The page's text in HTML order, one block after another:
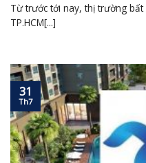
Từ trước tới nay, thị trường
TP.HCM[...]
31
Th7